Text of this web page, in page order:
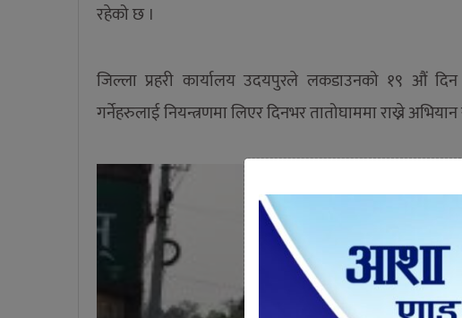
रहेको छ ।
जिल्ला प्रहरी कार्यालय उदयपुरले लकडाउनको १९ औं
गर्नेहरुलाई नियन्त्रणमा लिएर दिनभर तातोघाममा राख्ने